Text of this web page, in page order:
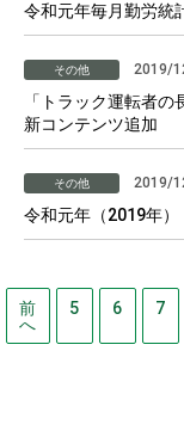
令和元年毎月勤労統
その他 2019/
「トラック運転者
新コンテンツ追加
その他 2019/
令和元年（2019年
前
へ
5 6 7